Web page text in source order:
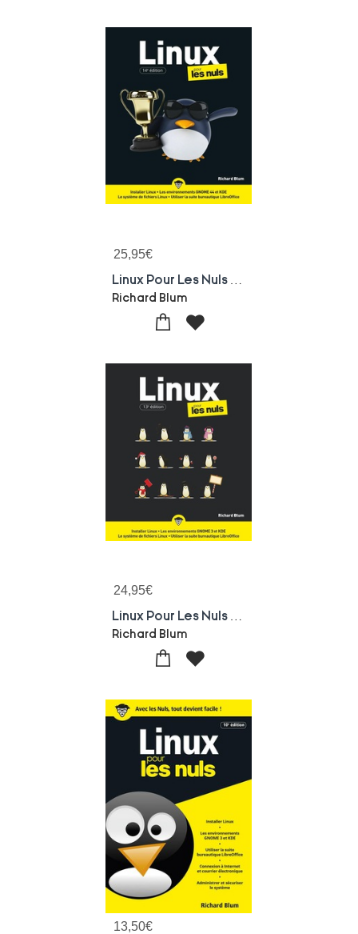
25,95€
Richard Blum
24,95€
Richard Blum
13,50€